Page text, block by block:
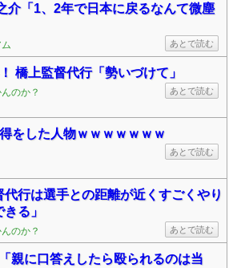
介「1、2年で日本に戻るなんて微塵
あとで読む
橋上監督代行「勢いづけて」
のか？ あとで読む
をした人物ｗｗｗｗｗｗｗ
あとで読む
代行は選手との距離が近くすごくやり
る」
のか？ あとで読む
親に口答えしたら殴られるのは当